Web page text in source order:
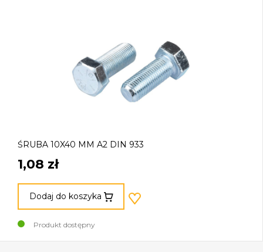
ŚRUBA 10X40 MM A2 DIN 933
1,08 zł
Dodaj do koszyka
Produkt dostępny